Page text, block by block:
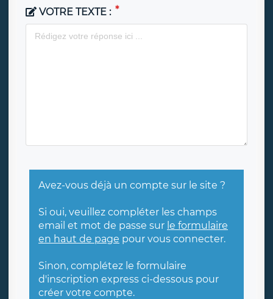
VOTRE TEXTE :
Avez-vous déjà un compte sur le site ?
Si oui, veuillez compléter les champs
email et mot de passe sur le formulaire
en haut de page pour vous connecter.
Sinon, complétez le formulaire
d'inscription express ci-dessous pour
créer votre compte.